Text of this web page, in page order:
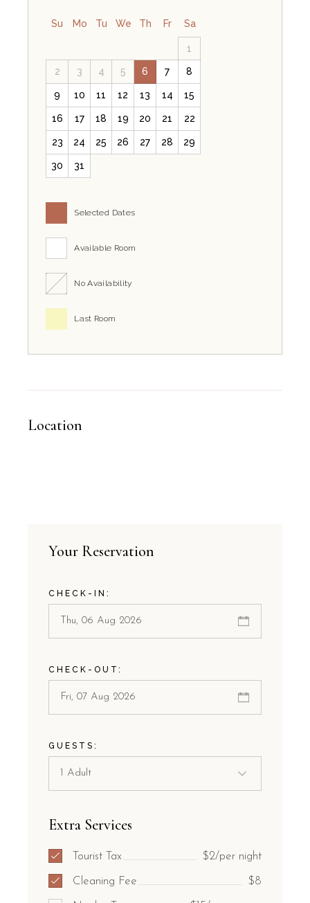
Su Mo Tu We Th Fr Sa
1
2 3 4 5 6 7 8
9 10 11 12 13 14 15
16 17 18 19 20 21 22
23 24 25 26 27 28 29
30 31
Selected Dates
Available Room
No Availability
Last Room
Location
Your Reservation
CHECK-IN:
CHECK-OUT:
GUESTS:
Extra Services
Tourist Tax $2/per night
Cleaning Fee $8